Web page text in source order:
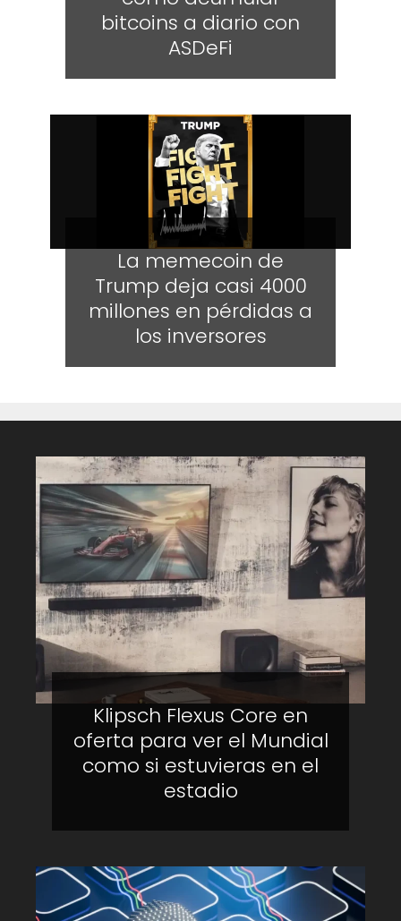
bitcoins a diario con
ASDeFi
La memecoin de
Trump deja casi 4000
millones en pérdidas a
los inversores
Klipsch Flexus Core en
oferta para ver el Mundial
como si estuvieras en el
estadio